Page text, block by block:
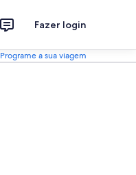
Fazer login
Programe a sua viagem